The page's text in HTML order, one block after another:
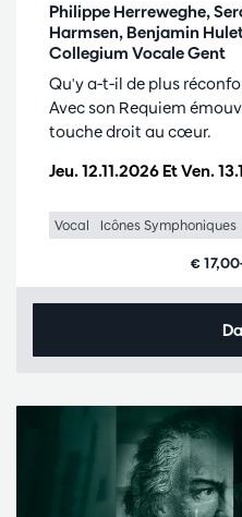
Philippe Herreweghe,
Harmsen, Benjamin
Collegium Vocale Gent
Jeu. 12.11.2026 EtVen.
Qu'y a-t-il de plus
Avec son Requiem
touche droit au cœur.
Vocal Icônes Symphoniques
€